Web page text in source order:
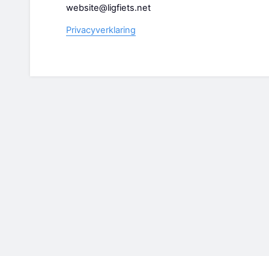
website@ligfiets.net
Privacyverklaring